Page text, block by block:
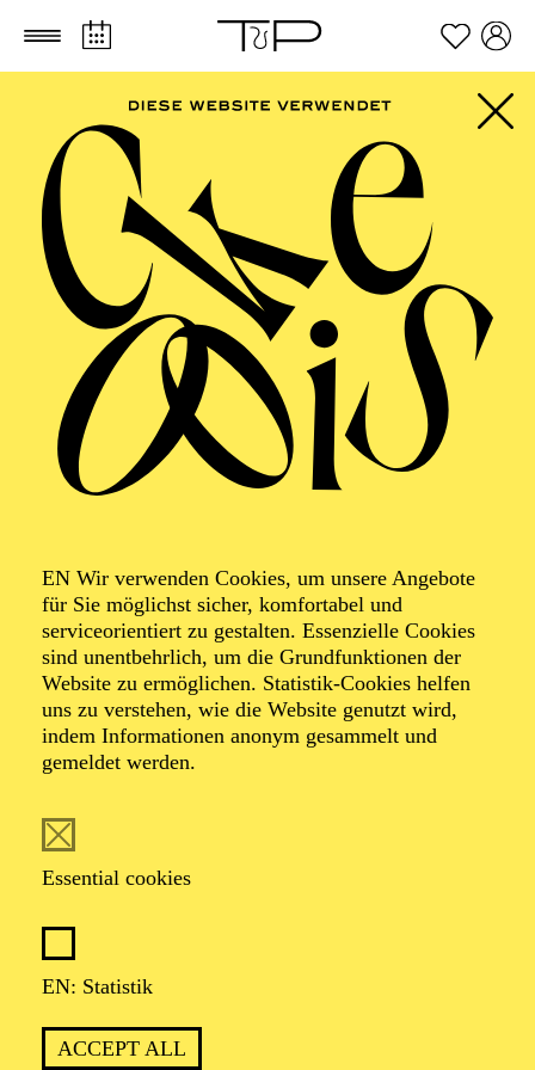
Zum Hauptinhalt springen Zum Footer springen
EN Wir verwenden Cookies, um unsere Angebote
für Sie möglichst sicher, komfortabel und
serviceorientiert zu gestalten. Essenzielle Cookies
sind unentbehrlich, um die Grundfunktionen der
Website zu ermöglichen. Statistik-Cookies helfen
uns zu verstehen, wie die Website genutzt wird,
indem Informationen anonym gesammelt und
gemeldet werden.
Essential cookies
EN: Statistik
ACCEPT ALL
FOLLOW US ON SOCIAL MEDIA
Supported by
ORDER TICKETS +49 201 81 22-200
THEATER UND PHILHARMONIE ESSEN GMBH
OPERNPLATZ 10 — 45128 ESSEN